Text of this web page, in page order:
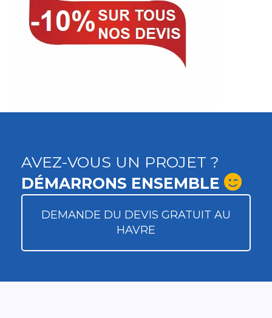
AVEZ-VOUS UN PROJET ?
DÉMARRONS ENSEMBLE
DEMANDE DU DEVIS GRATUIT AU
HAVRE